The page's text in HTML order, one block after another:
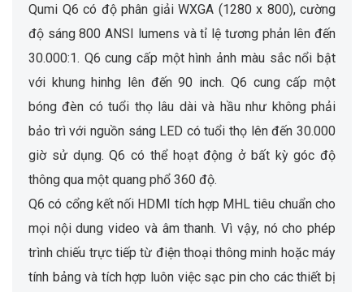
Qumi Q6 có độ phân giải WXGA (1280 x 800), cường
độ sáng 800 ANSI lumens và tỉ lệ tương phản lên đến
30.000:1. Q6 cung cấp một hình ảnh màu sắc nổi bật
với khung hinhg lên đến 90 inch. Q6 cung cấp một
bóng đèn có tuổi thọ lâu dài và hầu như không phải
bảo trì với nguồn sáng LED có tuổi thọ lên đến 30.000
giờ sử dụng. Q6 có thể hoạt động ở bất kỳ góc độ
thông qua một quang phổ 360 độ.
Q6 có cổng kết nối HDMI tích hợp MHL tiêu chuẩn cho
mọi nội dung video và âm thanh. Vì vậy, nó cho phép
trình chiếu trực tiếp từ điện thoại thông minh hoặc máy
tính bảng và tích hợp luôn việc sạc pin cho các thiết bị